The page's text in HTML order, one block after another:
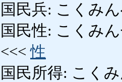
国民兵: こくみ
国民性: こくみん
<<<性
国民所得: こく